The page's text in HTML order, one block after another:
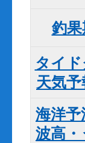
釣
タイ
天気
海洋
波高・